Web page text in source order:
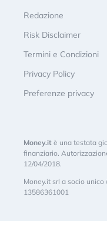
Redazione
Risk Disclaimer
Termini e Condizioni
Privacy Policy
Preferenze privacy
Money.it è una testata
finanziario.
12/04/2018.
Money.it srl a socio unico
13586361001